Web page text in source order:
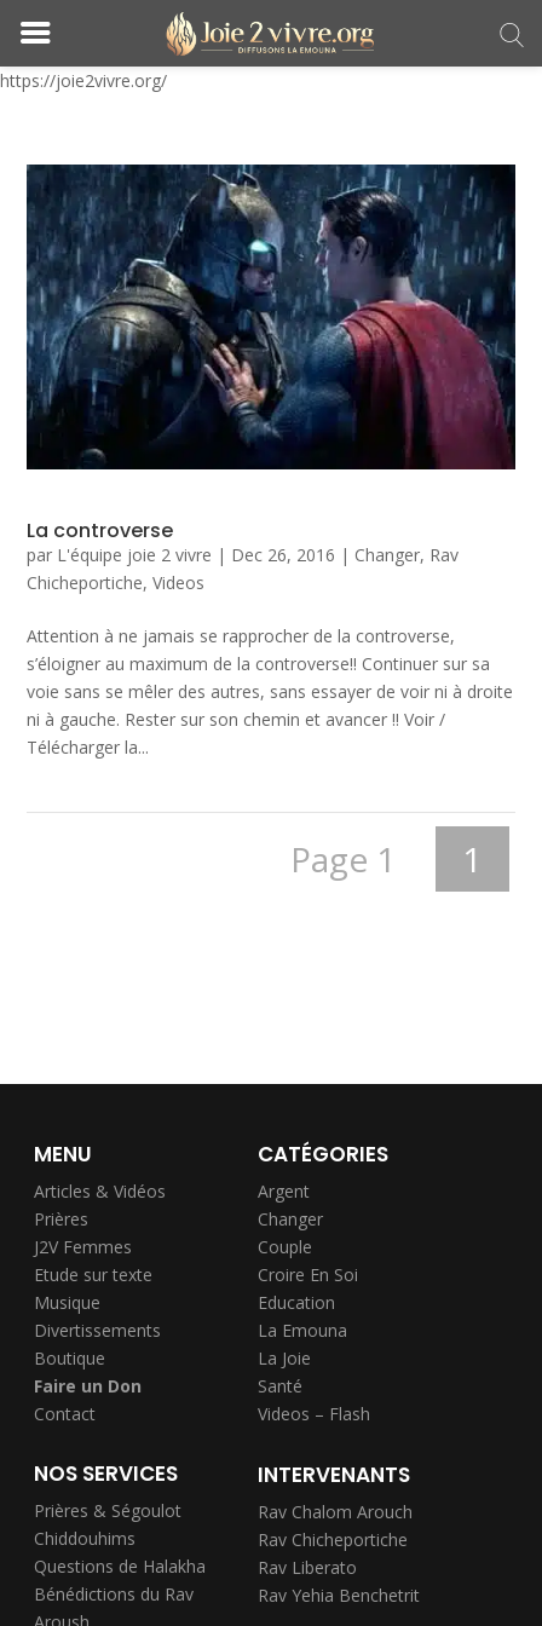
https://joie2vivre.org/
La controverse
par L'équipe joie 2 vivre | Dec 26, 2016 | Changer, Rav
Chicheportiche,Videos
Attention à ne jamais se rapprocher de la controverse,
s’éloigner au maximum de la controverse!! Continuer sur sa
voie sans se mêler des autres, sans essayer de voir ni à droite
ni à gauche. Rester sur son chemin et avancer !! Voir /
Télécharger la...
Page 1 1
MENU
Articles & Vidéos
Prières
J2V Femmes
Etude sur texte
Musique
Divertissements
Boutique
Faire un Don
Contact
CATÉGORIES
Argent
Changer
Couple
Croire En Soi
Education
La Emouna
La Joie
Santé
Videos – Flash
NOS SERVICES
Prières & Ségoulot
Chiddouhims
Questions de Halakha
Bénédictions du Rav
INTERVENANTS
Rav Chalom Arouch
Rav Chicheportiche
Rav Liberato
Rav Yehia Benchetrit